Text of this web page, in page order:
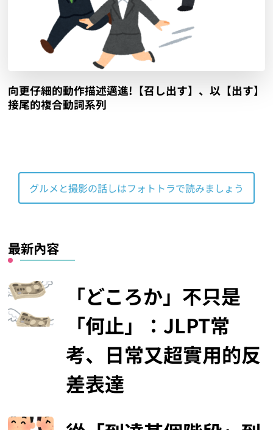
向更仔細的動作描述邁進!【召し出す】、以【出す】
接尾的複合動詞系列
グルメと撮影の話しはフォトトラで読みましょう
最新內容
「どころか」不只是
「何止」：JLPT常
考、日常又超實用的反
差表達